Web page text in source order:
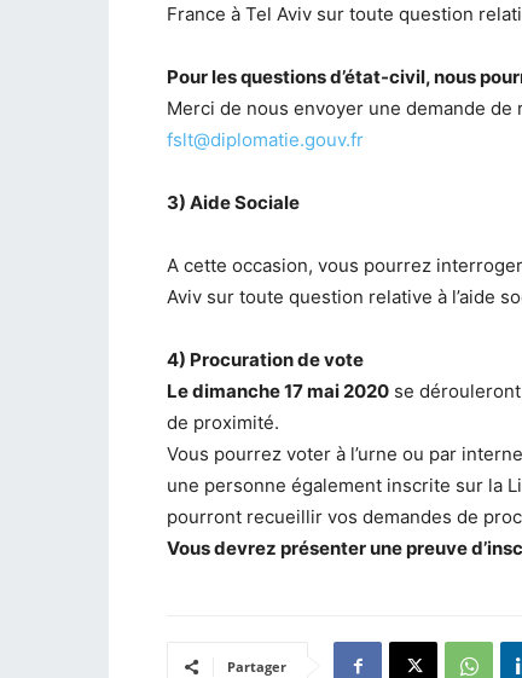
France à Tel Aviv sur toute question
Pour les questions d’état-civil, nous
Merci de nous envoyer une demande de
fslt@diplomatie.gouv.fr
3) Aide Sociale
A cette occasion, vous pourrez
Aviv sur toute question relative à l’aide
4) Procuration de vote
Le dimanche 17 mai 2020 se
de proximité.
Vous pourrez voter à l’urne ou par
une personne également inscrite sur la
pourront recueillir vos demandes de
Vous devrez présenter une preuve
Partager